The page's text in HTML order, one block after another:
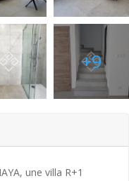
+9
une villa R+1